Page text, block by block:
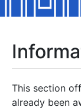
Show/Hide
This section
already been